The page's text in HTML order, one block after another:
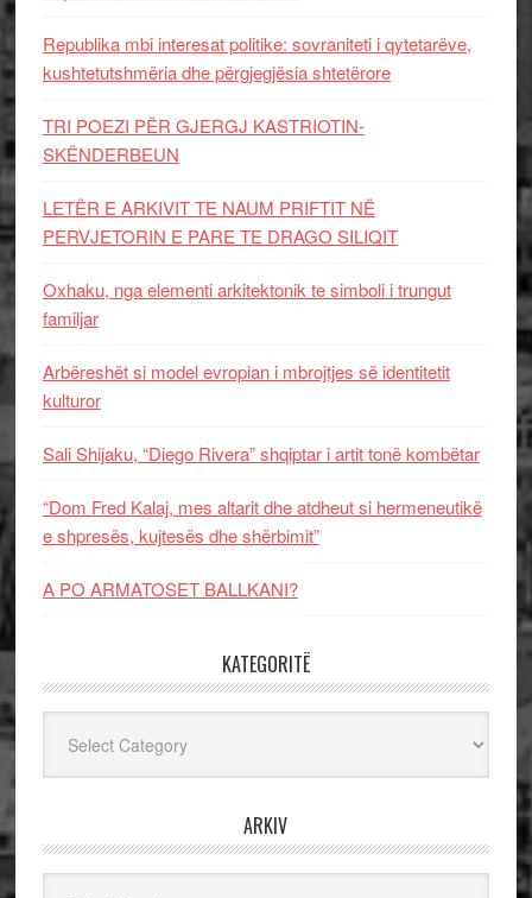
Republika mbi interesat politike: sovraniteti i qytetarëve,
kushtetutshmëria dhe përgjegjësia shtetërore
TRI POEZI PËR GJERGJ KASTRIOTIN-
SKËNDERBEUN
LETËR E ARKIVIT TE NAUM PRIFTIT NË
PERVJETORIN E PARE TE DRAGO SILIQIT
Oxhaku, nga elementi arkitektonik te simboli i trungut
familjar
Arbëreshët si model evropian i mbrojtjes së identitetit
kulturor
Sali Shijaku, “Diego Rivera” shqiptar i artit tonë kombëtar
“Dom Fred Kalaj, mes altarit dhe atdheut si hermeneutikë
e shpresës, kujtesës dhe shërbimit”
A PO ARMATOSET BALLKANI?
KATEGORITË
ARKIV